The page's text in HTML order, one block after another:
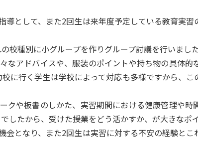
導として、また2回生は来年度予定している教育実
校種別に小グループを作りグループ討議を行いました
なアドバイスや、服装のポイントや持ち物の具体的
に行く学生は学校によって対応も多様ですから、
クや板書のしかた、実習期間における健康管理や時
したから、受けた授業をどう活かすか、が大きなポ
会となり、また2回生は実習に対する不安の経験と